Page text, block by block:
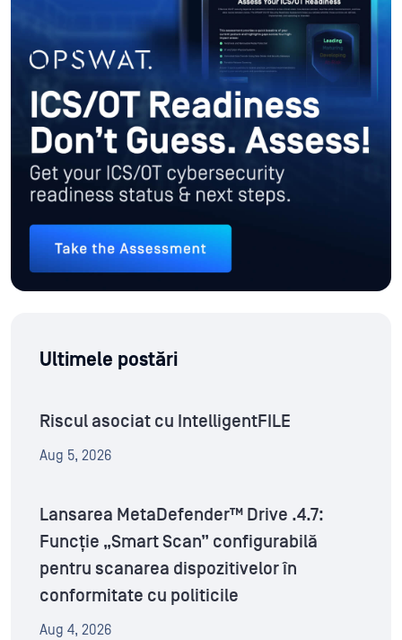
Ultimele postări
Riscul asociat cu IntelligentFILE
Aug 5, 2026
Lansarea MetaDefender™ Drive .4.7:
Funcție „Smart Scan” configurabilă
pentru scanarea dispozitivelor în
conformitate cu politicile
Aug 4, 2026